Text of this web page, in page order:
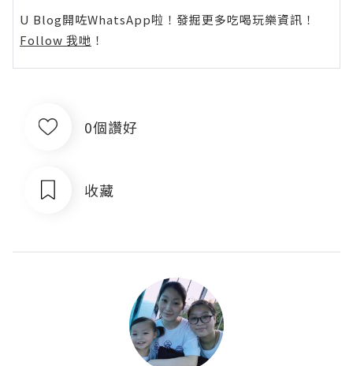
U Blog開咗WhatsApp啦！發掘更多吃喝玩樂資訊！
Follow 我哋 ！
0個讚好
收藏